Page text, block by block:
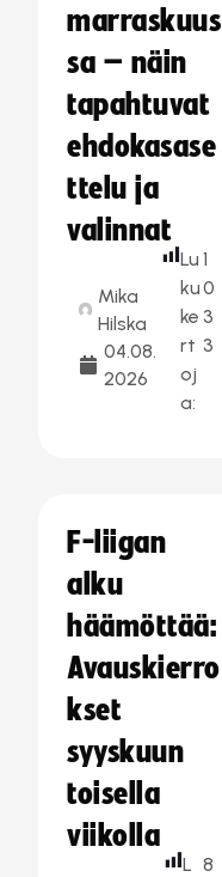
marraskuus
sa – näin
tapahtuvat
ehdokasase
ttelu ja
valinnat
Mika
Hilska
04.08.
2026
Lu
ku
ke
rt
oj
a:
1
0
3
3
F-liigan
alku
häämöttää:
Avauskierro
kset
syyskuun
toisella
viikolla
L 8